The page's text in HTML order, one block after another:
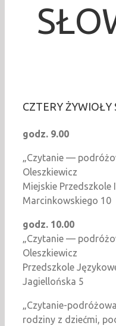
CZTERY ŻYWIOŁY
godz. 9.00
„Czytanie —
Oleszkiewicz
Miejskie Przedszkole
Marcinkowskiego 10
godz. 10.00
„Czytanie —
Oleszkiewicz
Przedszkole
Jagiellońska 5
„Czytanie-
rodziny z dziećmi,